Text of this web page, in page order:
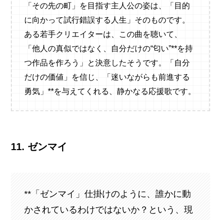
「その先の町」を目指す主人公の姿は、「目的
に向かって試行錯誤する人生」そのものです。
ある若手クリエイターは、この曲を聴いて、
「他人の真似ではなく、自分だけの“匂い”**を持
つ作品を作ろう」と決意したそうです。「自分
だけの価値」を信じ、「迷いながらも前進する
勇気」**を与えてくれる、静かなる応援歌です。
11. ゼンマイ
**「ゼンマイ」仕掛けのように、誰かに動
かされているわけではないか？という、現